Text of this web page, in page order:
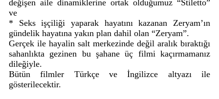
değişen aile dinamiklerine ortak olduğumuz “Stiletto”
ve
* Seks işçiliği yaparak hayatını kazanan Zeryam’ın
gündelik hayatına yakın plan dahil olan “Zeryam”.
Gerçek ile hayalin salt merkezinde değil aralık bıraktığı
sahanlıkta gezinen bu şahane üç filmi kaçırmamanız
dileğiyle.
Bütün filmler Türkçe ve İngilizce altyazı ile
gösterilecektir.